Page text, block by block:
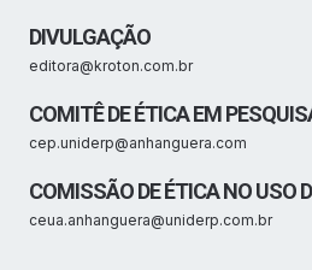
DIVULGAÇÃO
editora@kroton.com.br
COMITÊ DE ÉTICA EM
cep.uniderp@anhanguera.com
COMISSÃO DE ÉTICA NO USO
ceua.anhanguera@uniderp.com.br